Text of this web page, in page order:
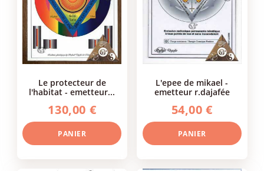
le protecteur de
l'habitat - emetteur...
130,00 €
PANIER
l'epee de mikael -
emetteur r.dajafée
54,00 €
PANIER